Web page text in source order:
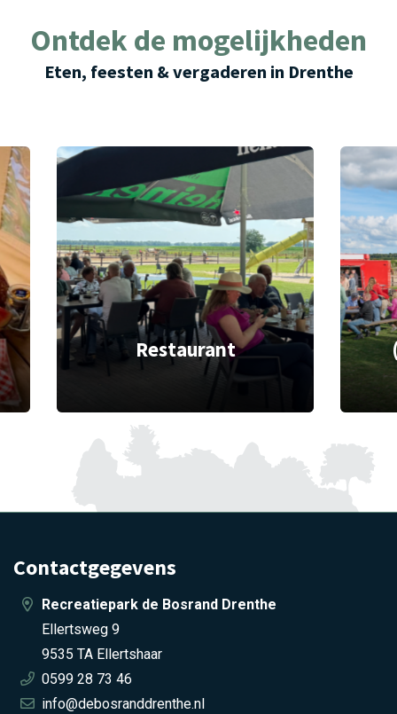
Ontdek de mogelijkheden
Eten, feesten & vergaderen in Drenthe
Restaurant
Contactgegevens
Recreatiepark de Bosrand Drenthe
Ellertsweg 9
9535 TA Ellertshaar
0599 28 73 46
info@debosranddrenthe.nl